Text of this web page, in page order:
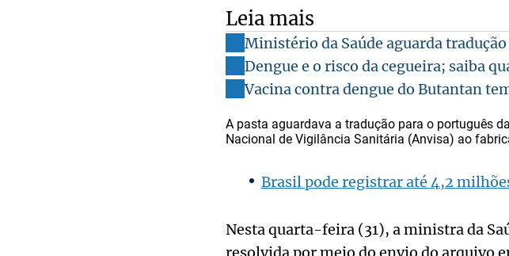
Leia mais
Ministério da Saúde aguarda
Dengue e o risco da cegueira; saiba
Vacina contra dengue do Butantan
A pasta aguardava a tradução para o português
Nacional de Vigilância Sanitária (Anvisa) ao
Brasil pode registrar até 4,2
Nesta quarta-feira (31), a ministra da
resolvida por meio do envio do arquivo